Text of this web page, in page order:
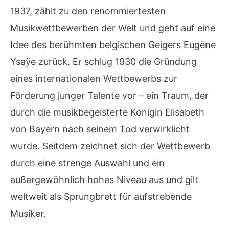
1937, zählt zu den renommiertesten
Musikwettbewerben der Welt und geht auf eine
Idee des berühmten belgischen Geigers Eugène
Ysaÿe zurück. Er schlug 1930 die Gründung
eines internationalen Wettbewerbs zur
Förderung junger Talente vor – ein Traum, der
durch die musikbegeisterte Königin Elisabeth
von Bayern nach seinem Tod verwirklicht
wurde. Seitdem zeichnet sich der Wettbewerb
durch eine strenge Auswahl und ein
außergewöhnlich hohes Niveau aus und gilt
weltweit als Sprungbrett für aufstrebende
Musiker.